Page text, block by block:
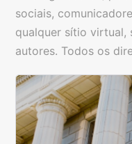
sociais,
qualquer sítio virtual,
autores. Todos os